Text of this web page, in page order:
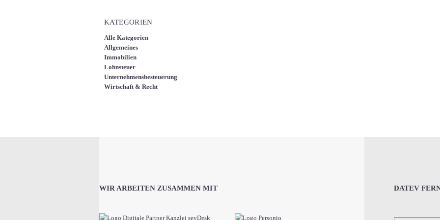
KATEGORIEN
Alle Kategorien
Allgemeines
Immobilien
Lohnsteuer
Unternehmensbesteuerung
Wirtschaft & Recht
WIR ARBEITEN ZUSAMMEN MIT DATEV